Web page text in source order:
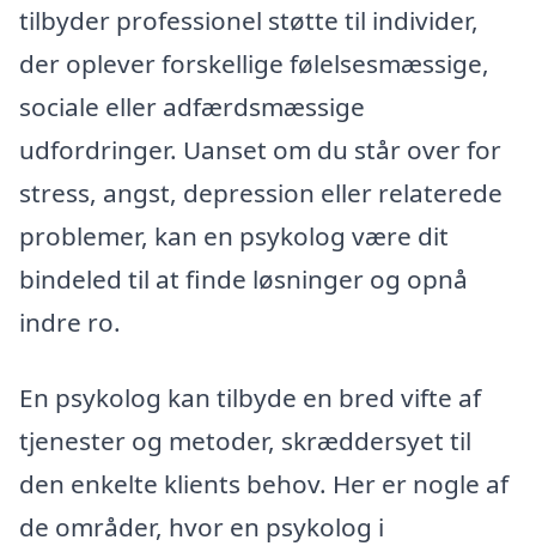
tilbyder professionel støtte til individer,
der oplever forskellige følelsesmæssige,
sociale eller adfærdsmæssige
udfordringer. Uanset om du står over for
stress, angst, depression eller relaterede
problemer, kan en psykolog være dit
bindeled til at finde løsninger og opnå
indre ro.
En psykolog kan tilbyde en bred vifte af
tjenester og metoder, skræddersyet til
den enkelte klients behov. Her er nogle af
de områder, hvor en psykolog i